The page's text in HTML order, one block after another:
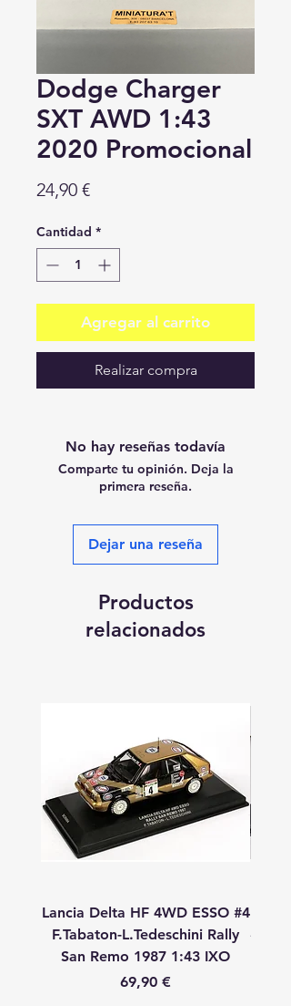
Dodge Charger
SXT AWD 1:43
2020 Promocional
24,90 €Precio
Cantidad *
Agregar al carrito
Realizar compra
No hay reseñas todavía
Comparte tu opinión. Deja la
primera reseña.
Dejar una reseña
Productos
relacionados
Lancia Delta HF 4WD ESSO #4
F.Tabaton-L.Tedeschini Rally
San Remo 1987 1:43 IXO
Precio
69,90 €
#11